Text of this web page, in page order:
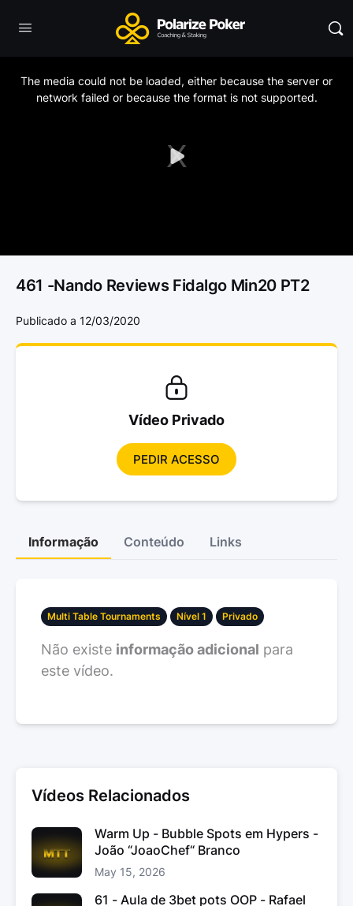
Play
The media could not be loaded, either because the server or
network failed or because the format is not supported.
461 -Nando Reviews Fidalgo Min20 PT2
Publicado a 12/03/2020
Vídeo Privado
PEDIR ACESSO
Informação Conteúdo Links
Multi Table Tournaments Nível 1 Privado
Não existe informação adicional para
este vídeo.
Vídeos Relacionados
Warm Up - Bubble Spots em Hypers -
João “JoaoChef“ Branco
May 15, 2026
61 - Aula de 3bet pots OOP - Rafael